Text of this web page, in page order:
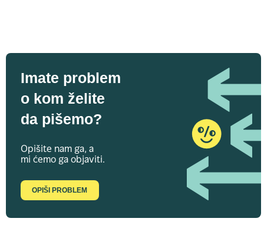
Imate problem
o kom želite
da pišemo?
Opišite nam ga, a
mi ćemo ga objaviti.
OPIŠI PROBLEM